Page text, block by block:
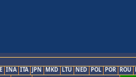
INA ITA JPN MKD LTU NED POL POR ROU